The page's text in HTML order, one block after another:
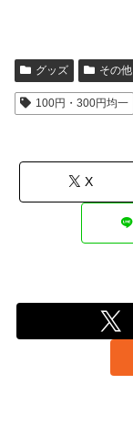
グッズ その他
100円・300円均一
X